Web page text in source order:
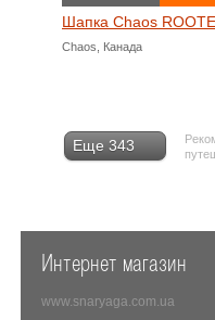
Шапка Chaos
Chaos, Канада
Еще 343
Интернет магазин
www.snaryaga.com.ua